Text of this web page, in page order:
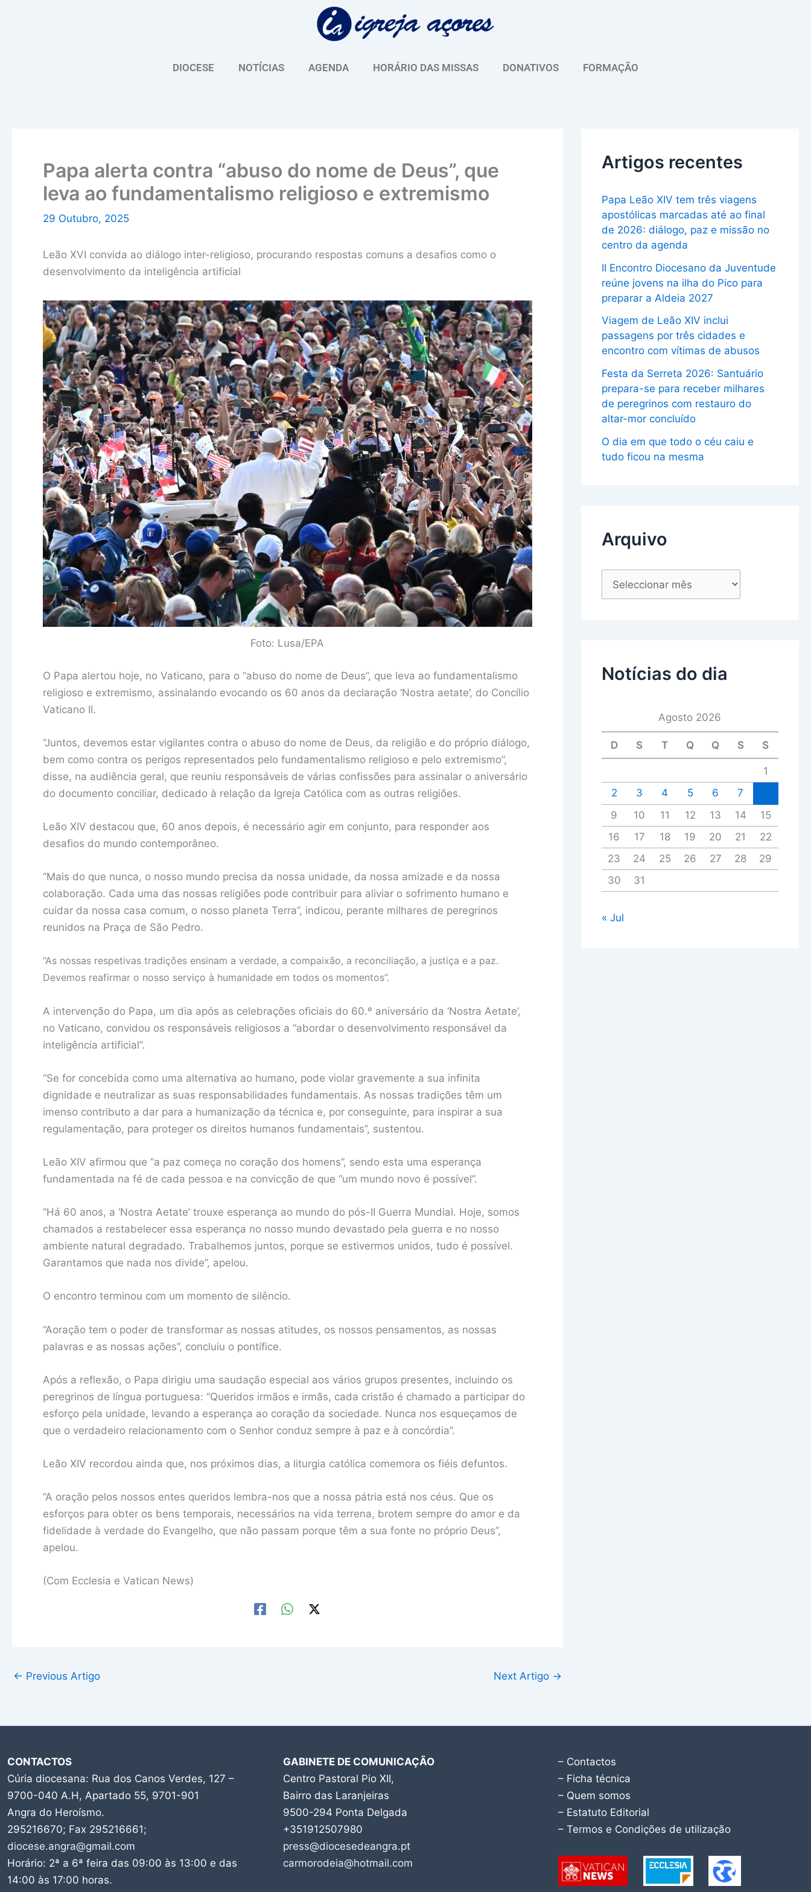
DIOCESE NOTÍCIAS AGENDA HORÁRIO DAS MISSAS DONATIVOS FORMAÇÃO
Papa alerta contra “abuso do nome de Deus”, que
leva ao fundamentalismo religioso e extremismo
29 Outubro, 2025
Leão XVI convida ao diálogo inter-religioso, procurando respostas comuns a desafios como o
desenvolvimento da inteligência artificial
Foto: Lusa/EPA
O Papa alertou hoje, no Vaticano, para o “abuso do nome de Deus”, que leva ao fundamentalismo
religioso e extremismo, assinalando evocando os 60 anos da declaração ‘Nostra aetate’, do Concílio
Vaticano II.
“Juntos, devemos estar vigilantes contra o abuso do nome de Deus, da religião e do próprio diálogo,
bem como contra os perigos representados pelo fundamentalismo religioso e pelo extremismo”,
disse, na audiência geral, que reuniu responsáveis de várias confissões para assinalar o aniversário
do documento conciliar, dedicado à relação da Igreja Católica com as outras religiões.
Leão XIV destacou que, 60 anos depois, é necessário agir em conjunto, para responder aos
desafios do mundo contemporâneo.
“Mais do que nunca, o nosso mundo precisa da nossa unidade, da nossa amizade e da nossa
colaboração. Cada uma das nossas religiões pode contribuir para aliviar o sofrimento humano e
cuidar da nossa casa comum, o nosso planeta Terra”, indicou, perante milhares de peregrinos
reunidos na Praça de São Pedro.
“As nossas respetivas tradições ensinam a verdade, a compaixão, a reconciliação, a justiça e a paz.
Devemos reafirmar o nosso serviço à humanidade em todos os momentos”.
A intervenção do Papa, um dia após as celebrações oficiais do 60.º aniversário da ‘Nostra Aetate’,
no Vaticano, convidou os responsáveis religiosos a “abordar o desenvolvimento responsável da
inteligência artificial”.
“Se for concebida como uma alternativa ao humano, pode violar gravemente a sua infinita
dignidade e neutralizar as suas responsabilidades fundamentais. As nossas tradições têm um
imenso contributo a dar para a humanização da técnica e, por conseguinte, para inspirar a sua
regulamentação, para proteger os direitos humanos fundamentais”, sustentou.
Leão XIV afirmou que “a paz começa no coração dos homens”, sendo esta uma esperança
fundamentada na fé de cada pessoa e na convicção de que “um mundo novo é possível”.
“Há 60 anos, a ‘Nostra Aetate’ trouxe esperança ao mundo do pós-II Guerra Mundial. Hoje, somos
chamados a restabelecer essa esperança no nosso mundo devastado pela guerra e no nosso
ambiente natural degradado. Trabalhemos juntos, porque se estivermos unidos, tudo é possível.
Garantamos que nada nos divide”, apelou.
O encontro terminou com um momento de silêncio.
“Aoração tem o poder de transformar as nossas atitudes, os nossos pensamentos, as nossas
palavras e as nossas ações”, concluiu o pontífice.
Após a reflexão, o Papa dirigiu uma saudação especial aos vários grupos presentes, incluindo os
peregrinos de língua portuguesa: “Queridos irmãos e irmãs, cada cristão é chamado a participar do
esforço pela unidade, levando a esperança ao coração da sociedade. Nunca nos esqueçamos de
que o verdadeiro relacionamento com o Senhor conduz sempre à paz e à concórdia”.
Leão XIV recordou ainda que, nos próximos dias, a liturgia católica comemora os fiéis defuntos.
“A oração pelos nossos entes queridos lembra-nos que a nossa pátria está nos céus. Que os
esforços para obter os bens temporais, necessários na vida terrena, brotem sempre do amor e da
fidelidade à verdade do Evangelho, que não passam porque têm a sua fonte no próprio Deus”,
apelou.
(Com Ecclesia e Vatican News)
← Previous Artigo Next Artigo →
Artigos recentes
Papa Leão XIV tem três viagens
apostólicas marcadas até ao final
de 2026: diálogo, paz e missão no
centro da agenda
II Encontro Diocesano da Juventude
reúne jovens na ilha do Pico para
preparar a Aldeia 2027
Viagem de Leão XIV inclui
passagens por três cidades e
encontro com vítimas de abusos
Festa da Serreta 2026: Santuário
prepara-se para receber milhares
de peregrinos com restauro do
altar-mor concluído
O dia em que todo o céu caiu e
tudo ficou na mesma
Arquivo
u
Notícias do dia
Agosto 2026
D S T Q Q S S
1
2
3 4 5 6 7
9
10 11 12 13 14
15
16
17 18 19 20 21
22
23
24 25 26 27 28
29
30
31
« Jul
CONTACTOS
Cúria diocesana: Rua dos Canos Verdes, 127 –
9700-040 A.H, Apartado 55, 9701-901
Angra do Heroísmo.
295216670; Fax 295216661;
diocese.angra@gmail.com
Horário: 2ª a 6ª feira das 09:00 às 13:00 e das
14:00 às 17:00 horas.
GABINETE DE COMUNICAÇÃO
Centro Pastoral Pio XII,
Bairro das Laranjeiras
9500-294 Ponta Delgada
+351912507980
press@diocesedeangra.pt
carmorodeia@hotmail.com
– Contactos
– Ficha técnica
– Quem somos
– Estatuto Editorial
– Termos e Condições de utilização